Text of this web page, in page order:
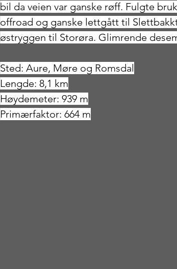
bil da veien var ganske røff. Fulgte
offroad og ganske lettgått til
østryggen til Storøra. Glimrende
Sted: Aure, Møre og Romsdal
Lengde: 8,1 km
Høydemeter: 939 m
Primærfaktor: 664 m